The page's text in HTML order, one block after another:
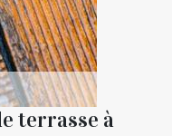
terrasse à